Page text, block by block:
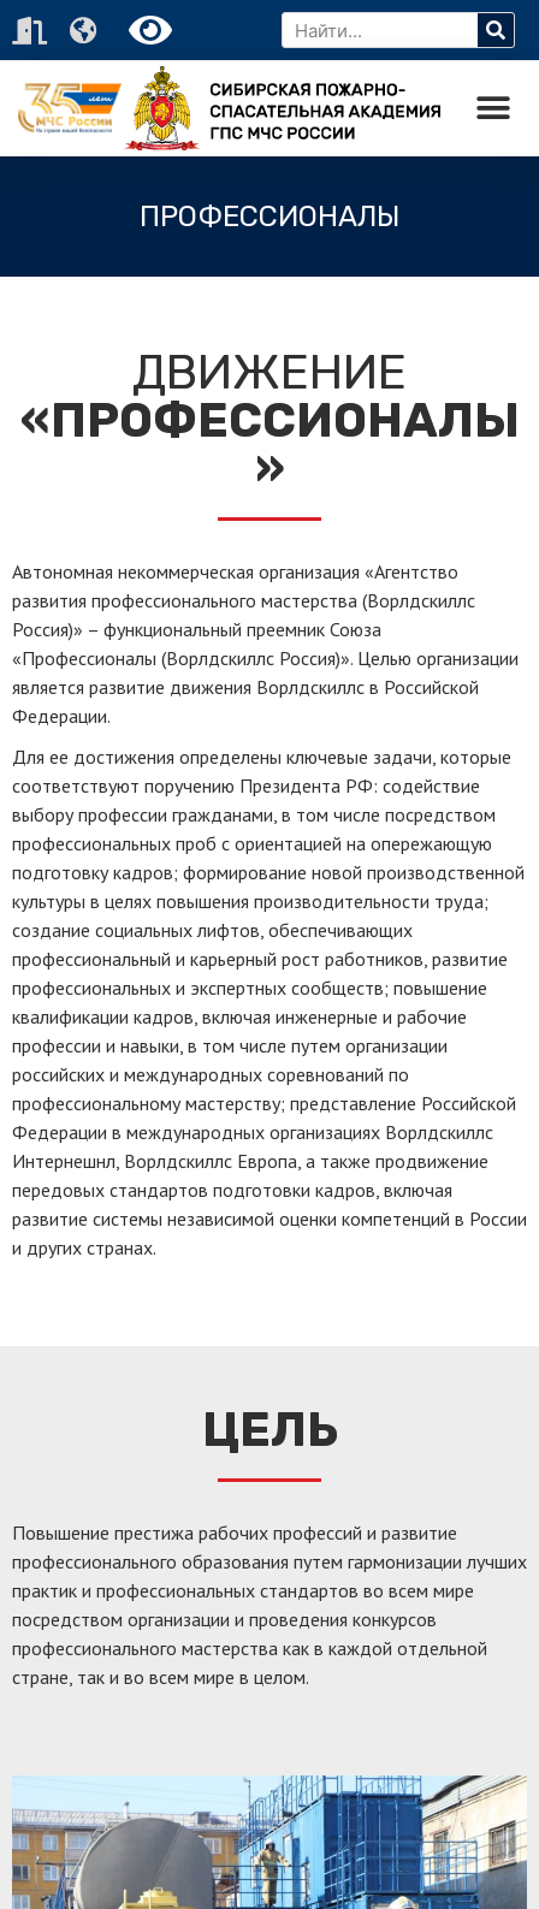
ПРОФЕССИОНАЛЫ
ДВИЖЕНИЕ
«ПРОФЕССИОНАЛЫ
»
Автономная некоммерческая организация «Агентство
развития профессионального мастерства (Ворлдскиллс
Россия)» – функциональный преемник Союза
«Профессионалы (Ворлдскиллс Россия)». Целью организации
является развитие движения Ворлдскиллс в Российской
Федерации.
Для ее достижения определены ключевые задачи, которые
соответствуют поручению Президента РФ: содействие
выбору профессии гражданами, в том числе посредством
профессиональных проб с ориентацией на опережающую
подготовку кадров; формирование новой производственной
культуры в целях повышения производительности труда;
создание социальных лифтов, обеспечивающих
профессиональный и карьерный рост работников, развитие
профессиональных и экспертных сообществ; повышение
квалификации кадров, включая инженерные и рабочие
профессии и навыки, в том числе путем организации
российских и международных соревнований по
профессиональному мастерству; представление Российской
Федерации в международных организациях Ворлдскиллс
Интернешнл, Ворлдскиллс Европа, а также продвижение
передовых стандартов подготовки кадров, включая
развитие системы независимой оценки компетенций в России
и других странах.
ЦЕЛЬ
Повышение престижа рабочих профессий и развитие
профессионального образования путем гармонизации лучших
практик и профессиональных стандартов во всем мире
посредством организации и проведения конкурсов
профессионального мастерства как в каждой отдельной
стране, так и во всем мире в целом.